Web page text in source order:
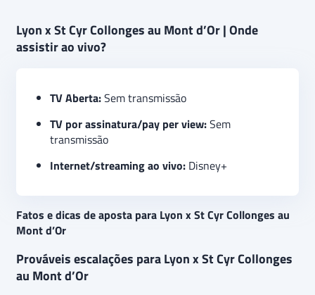
Lyon x St Cyr Collonges au Mont d’Or | Onde
assistir ao vivo?
TV Aberta:Sem transmissão
TV por assinatura/pay per view:Sem
transmissão
Internet/streaming ao vivo: Disney+
Fatos e dicas de aposta para Lyon x St Cyr Collonges au
Mont d’Or
Prováveis escalações para Lyon x St Cyr Collonges
au Mont d’Or